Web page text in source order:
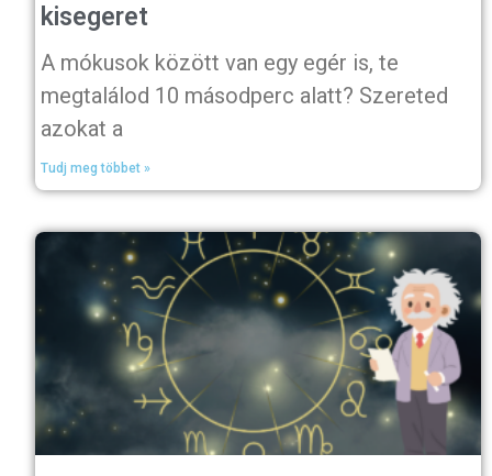
kisegeret
A mókusok között van egy egér is, te
megtalálod 10 másodperc alatt? Szereted
azokat a
Tudj meg többet »